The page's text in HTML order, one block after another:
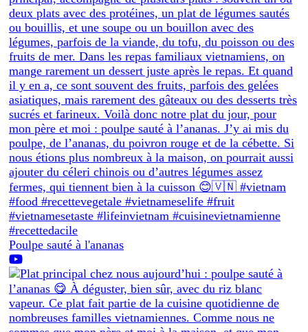
Poulpe sauté à l'ananas